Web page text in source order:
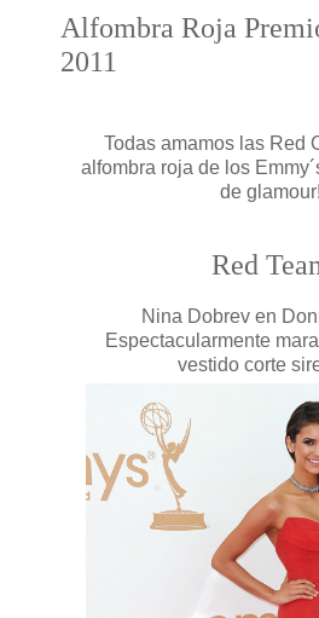
Alfombra Roja
2011
Todas amamos las Red
alfombra roja de los
de glamour!
Red
Nina Dobrev en
Espectacularmente
vestido corte